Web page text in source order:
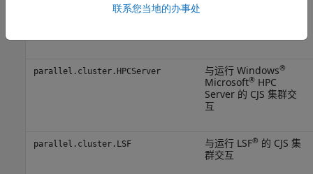
parallel.cluster.Local
parallel.cluster.HPCServer 与运行 Windows®
Microsoft® HPC
Server 的 CJS 集群交
互
parallel.cluster.LSF 与运行 LSF® 的 CJS 集
群交互
联系您当地的办事处